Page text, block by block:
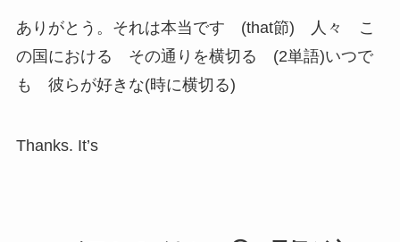
ありがとう。それは本当です (that節) 人々 こ
の国における その通りを横切る (2単語)いつで
も 彼らが好きな(時に横切る)
Thanks. It’s